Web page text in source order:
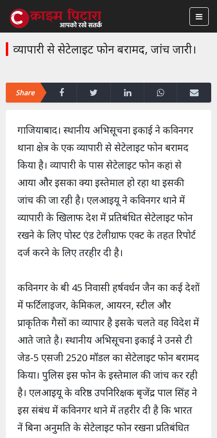
व्यापारी से सेटेलाइट फोन बरामद, जांच जारी।
Share
गाजियाबाद। स्थानीय अभिसूचना इकाई ने कविनगर
थाना क्षेत्र के एक व्यापारी से सेटेलाइट फोन बरामद
किया है। व्यापारी के पास सेटेलाइट फोन कहां से
आया और इसका क्या इस्तेमाल हो रहा था इसकी
जांच की जा रही है। एलआइयू ने कविनगर थाने में
व्यापारी के खिलाफ देश में प्रतिबंधित सेटेलाइट फोन
रखने के लिए पोस्ट एंड टेलीग्राफ एक्ट के तहत रिपोर्ट
दर्ज करने के लिए तरहीर दी है।
कविनगर के बी 45 निवासी हर्षवर्धन जैन का कई देशों
में फर्टिलाइजर, केमिकल, आयरन, स्टील और
प्राकृतिक गैसों का व्यापार है इसके चलते वह विदेश में
आते जाते है। स्थानीय अभिसूचना इकाई ने उनसे टी
जेड-5 एसजी 2520 मॉडल का सेटेलाइट फोन बरामद
किया। पुलिस इस फोन के इस्तेमाल की जांच कर रही
है। एलआइयू के वरिष्ठ उपनिरिक्षक बृजेंद्र पाल सिंह ने
इस संबंध में कविनगर थाने में तहरीर दी है कि भारत
नें बिना अनुमति के सेटेलाइट फोन रखना प्रतिबंधित